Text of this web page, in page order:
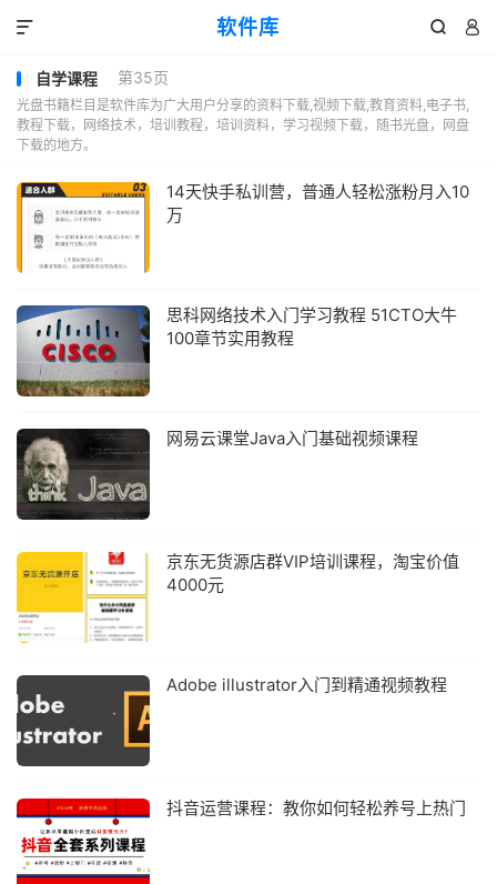
软件库  

自学课程 第35页
光盘书籍栏目是软件库为广大用户分享的资料下载,视频下载,教育资料,电子书,
教程下载，网络技术，培训教程，培训资料，学习视频下载，随书光盘，网盘
下载的地方。
14天快手私训营，普通人轻松涨粉月入10
万
思科网络技术入门学习教程 51CTO大牛
100章节实用教程
网易云课堂Java入门基础视频课程
京东无货源店群VIP培训课程，淘宝价值
4000元
Adobe illustrator入门到精通视频教程
抖音运营课程：教你如何轻松养号上热门